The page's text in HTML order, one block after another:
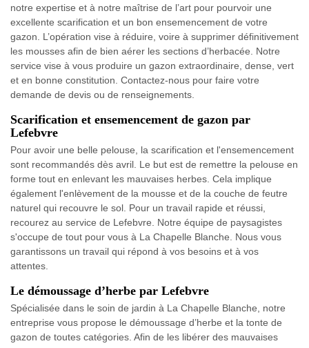
notre expertise et à notre maîtrise de l’art pour pourvoir une
excellente scarification et un bon ensemencement de votre
gazon. L’opération vise à réduire, voire à supprimer définitivement
les mousses afin de bien aérer les sections d’herbacée. Notre
service vise à vous produire un gazon extraordinaire, dense, vert
et en bonne constitution. Contactez-nous pour faire votre
demande de devis ou de renseignements.
Scarification et ensemencement de gazon par
Lefebvre
Pour avoir une belle pelouse, la scarification et l'ensemencement
sont recommandés dès avril. Le but est de remettre la pelouse en
forme tout en enlevant les mauvaises herbes. Cela implique
également l'enlèvement de la mousse et de la couche de feutre
naturel qui recouvre le sol. Pour un travail rapide et réussi,
recourez au service de Lefebvre. Notre équipe de paysagistes
s'occupe de tout pour vous à La Chapelle Blanche. Nous vous
garantissons un travail qui répond à vos besoins et à vos
attentes.
Le démoussage d’herbe par Lefebvre
Spécialisée dans le soin de jardin à La Chapelle Blanche, notre
entreprise vous propose le démoussage d’herbe et la tonte de
gazon de toutes catégories. Afin de les libérer des mauvaises